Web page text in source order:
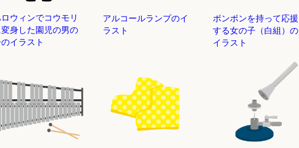
ウィンでコウモリ
変身した園児の男の
イラスト
アルコールランプのイ
ラスト
ポンポンを持って応援
する女の子（白組）の
イラスト